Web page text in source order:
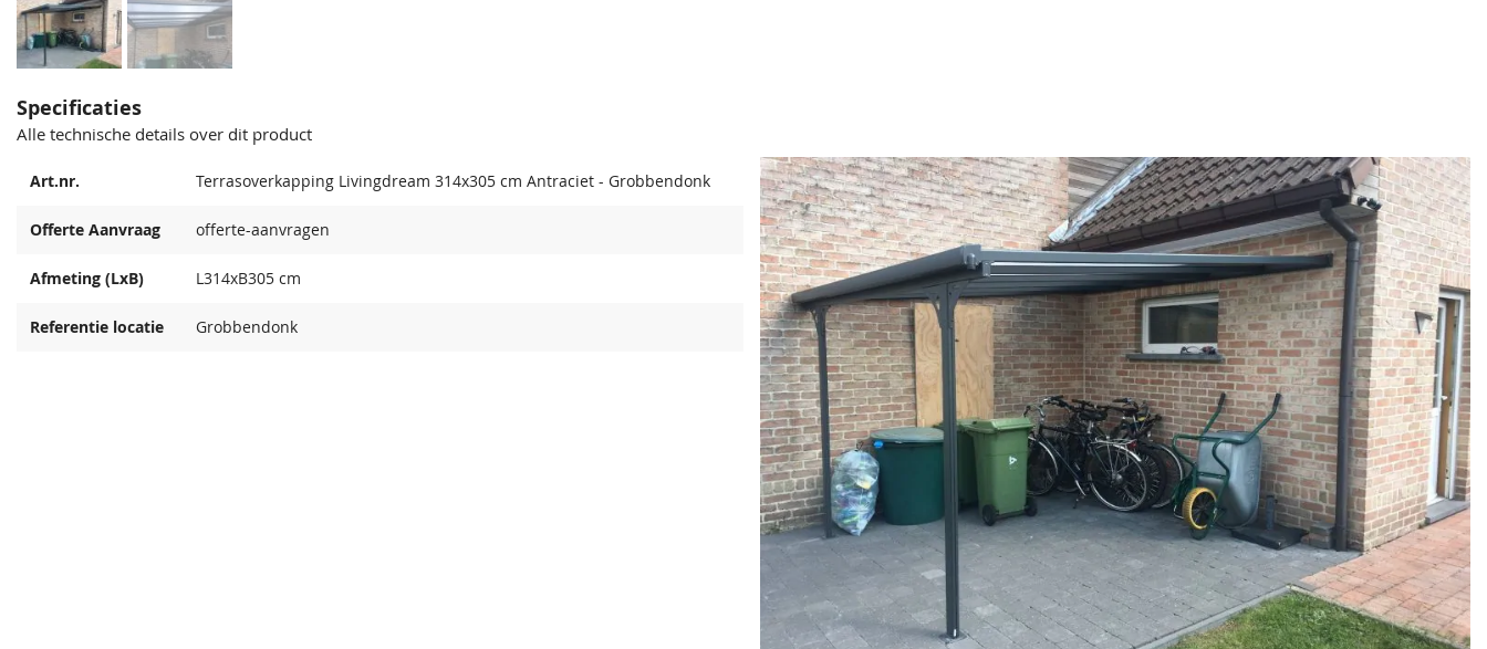
Specificaties
Alle technische details over dit product
Art.nr. Terrasoverkapping Livingdream 314x305 cm Antraciet - Grobbendonk
Offerte Aanvraag offerte-aanvragen
Afmeting (LxB) L314xB305 cm
Referentie locatie Grobbendonk